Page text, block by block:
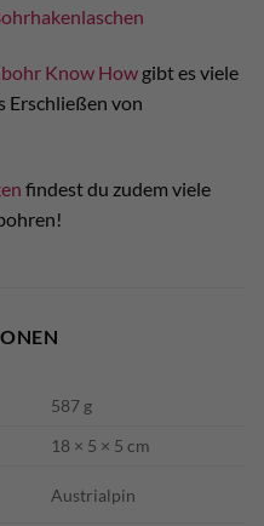
Know How gibt es viele
Erschließen von
findest du zudem viele
587 g
18 × 5 × 5 cm
Austrialpin